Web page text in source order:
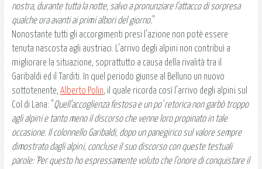
nostra, durante tutta la notte, salvo a pronunziare l'attacco di sorpresa
qualche ora avanti ai primi albori del giorno."
Nonostante tutti gli accorgimenti presi l'azione non potè essere
tenuta nascosta agli austriaci. L'arrivo degli alpini non contribuì a
migliorare la situazione, soprattutto a causa della rivalità tra il
Garibaldi ed il Tarditi. In quel periodo giunse al Belluno un nuovo
sottotenente, Alberto Polin, il quale ricorda così l'arrivo degli alpini sul
Col di Lana: "Quell'accoglienza festosa e un po' retorica non garbò troppo
agli alpini e tanto meno il discorso che venne loro propinato in tale
occasione. Il colonnello Garibaldi, dopo un panegirico sul valore sempre
dimostrato dagli alpini, concluse il suo discorso con queste testuali
parole: 'Per questo ho espressamente voluto che l'onore di conquistare il